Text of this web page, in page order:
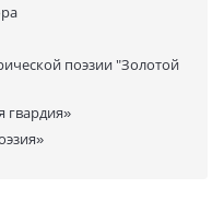
поэзии "Золотой
гвардия»